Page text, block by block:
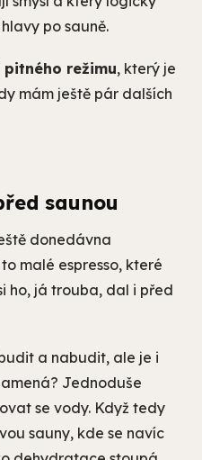
po sauně.
režimu, který je
mám ještě pár dalších
saunou
donedávna
malé espresso, které
ho, já trouba, dal i před
a nabudit, ale je i
Jednoduše
se vody. Když tedy
sauny, kde se navíc